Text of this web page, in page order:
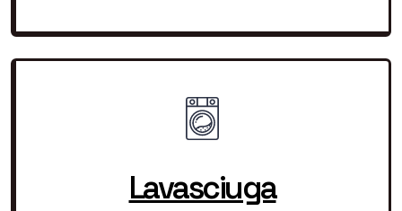
Lavasciuga